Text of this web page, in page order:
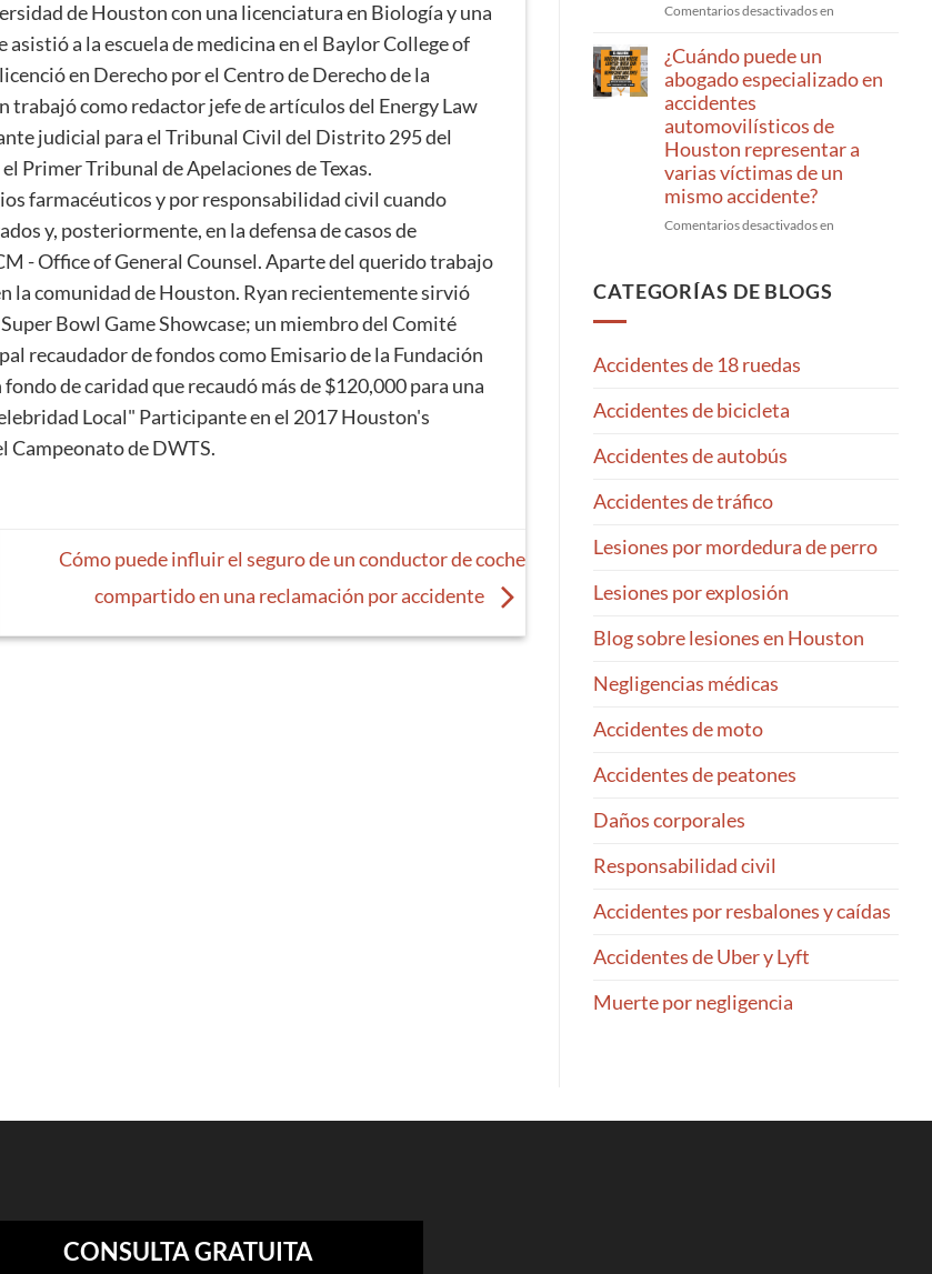
de Houston con una licenciatura en Biología y una
a la escuela de medicina en el Baylor College of
en Derecho por el Centro de Derecho de la
como redactor jefe de artículos del Energy Law
judicial para el Tribunal Civil del Distrito 295 del
Primer Tribunal de Apelaciones de Texas.
farmacéuticos y por responsabilidad civil cuando
y, posteriormente, en la defensa de casos de
- Office of General Counsel. Aparte del querido trabajo
la comunidad de Houston. Ryan recientemente sirvió
Bowl Game Showcase; un miembro del Comité
recaudador de fondos como Emisario de la Fundación
de caridad que recaudó más de $120,000 para una
Local" Participante en el 2017 Houston's
Campeonato de DWTS.
Cómo puede influir el seguro de un conductor de coche
compartido en una reclamación por accidente
abogado
accidentes
automovilísticos
en
Comentarios desactivados en
en
peatones
de
Sharpstown
¿Cuándo puede un
abogado especializado en
accidentes
automovilísticos de
Houston representar a
varias víctimas de un
mismo accidente?
Comentarios desactivados en
un
CATEGORÍAS DE BLOGS
Accidentes de 18 ruedas
Accidentes de bicicleta
Accidentes de autobús
Accidentes de tráfico
Lesiones por mordedura de perro
Lesiones por explosión
Blog sobre lesiones en Houston
Negligencias médicas
Accidentes de moto
Accidentes de peatones
Daños corporales
Responsabilidad civil
Accidentes por resbalones y caídas
Accidentes de Uber y Lyft
Muerte por negligencia
CONSULTA GRATUITA